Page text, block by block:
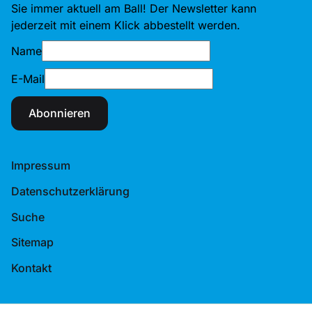
Sie immer aktuell am Ball! Der Newsletter kann
jederzeit mit einem Klick abbestellt werden.
Name
E-Mail
Abonnieren
Impressum
Datenschutzerklärung
Suche
Sitemap
Kontakt